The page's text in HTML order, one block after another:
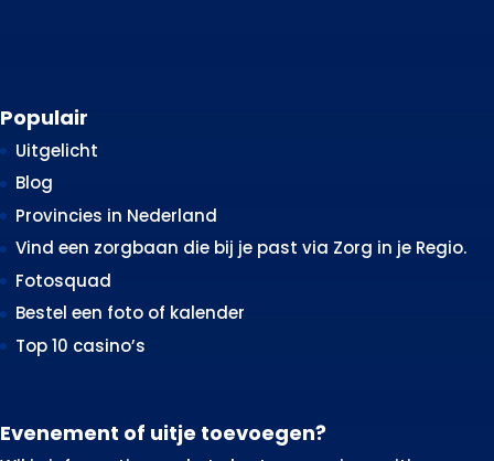
Populair
Uitgelicht
Blog
Provincies in Nederland
Vind een zorgbaan die bij je past via Zorg in je Regio.
Fotosquad
Bestel een foto of kalender
Top 10 casino’s
Evenement of uitje toevoegen?